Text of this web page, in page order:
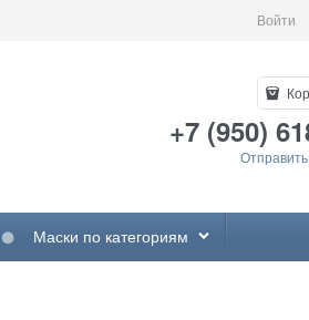
Войти
+7 (950)
Маски по категориям